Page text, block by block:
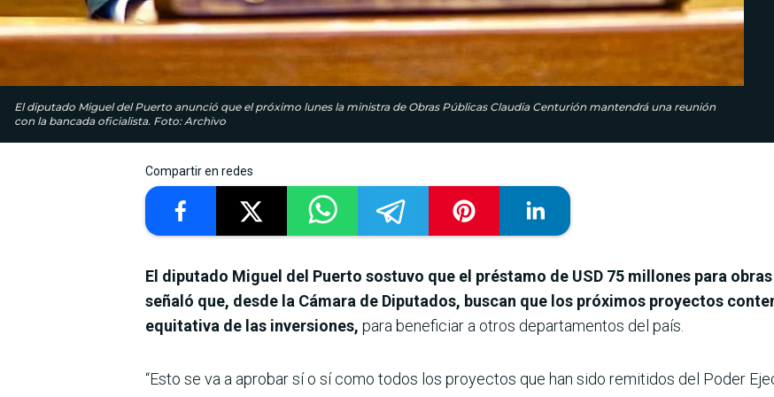
El diputado Miguel del Puerto anunció que el próximo lunes la ministra de Obras Públicas Claudia Centurión mantendrá una reunión
con la bancada oficialista. Foto: Archivo
Compartir en redes
El diputado Miguel del Puerto sostuvo que el préstamo de USD 75 millones para
señaló que, desde la Cámara de Diputados, buscan que los próximos proyectos
equitativa de las inversiones, para beneficiar a otros departamentos del país.
“Esto se va a aprobar sí o sí como todos los proyectos que han sido remitidos del Poder